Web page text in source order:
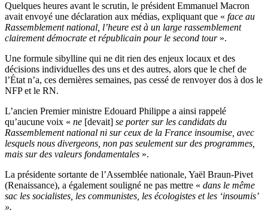
Quelques heures avant le scrutin, le président Emmanuel Macron
avait envoyé une déclaration aux médias, expliquant que « face au
Rassemblement national, l’heure est à un large rassemblement
clairement démocrate et républicain pour le second tour».
Une formule sibylline qui ne dit rien des enjeux locaux et des
décisions individuelles des uns et des autres, alors que le chef de
l’État n’a, ces dernières semaines, pas cessé de renvoyer dos à dos le
NFP et le RN.
L’ancien Premier ministre Edouard Philippe a ainsi rappelé
qu’aucune voix « ne [devait] se porter sur les candidats du
Rassemblement national ni sur ceux de la France insoumise, avec
lesquels nous divergeons, non pas seulement sur des programmes,
mais sur des valeurs fondamentales ».
La présidente sortante de l’Assemblée nationale, Yaël Braun-Pivet
(Renaissance), a également souligné ne pas mettre « dans le même
sac les socialistes, les communistes, les écologistes et les ‘insoumis’
».